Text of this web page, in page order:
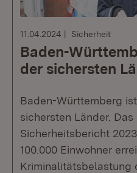
11.04.2024 Sicherheit
Baden-
der sichersten
Baden-Württemberg
sichersten Länder.
Sicherheitsbericht
100.000 Einwohner
Kriminalitätsbelastung